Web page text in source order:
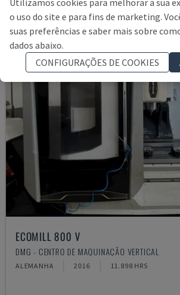
ECOMILL 800 V
DMG - CENTRO DE MAQUINAÇÃO VERTICAL
ALEMANHA 2016 11.898 HRS
o uso do site e para fins de marketing.
suas preferências e saber mais sobre
dados abaixo.
CONFIGURAÇÕES DE COOKIES